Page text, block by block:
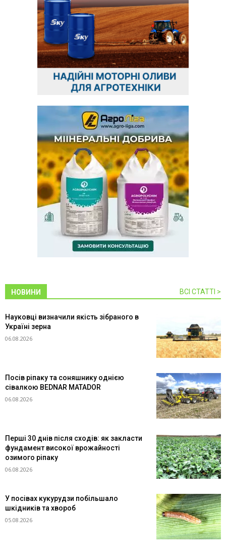
НОВИНИ ВСІ СТАТТІ >
Науковці визначили якість зібраного в
Україні зерна
06.08.2026
Посів ріпаку та соняшнику однією
сівалкою BEDNAR MATADOR
06.08.2026
Перші 30 днів після сходів: як закласти
фундамент високої врожайності
озимого ріпаку
06.08.2026
У посівах кукурудзи побільшало
шкідників та хвороб
05.08.2026